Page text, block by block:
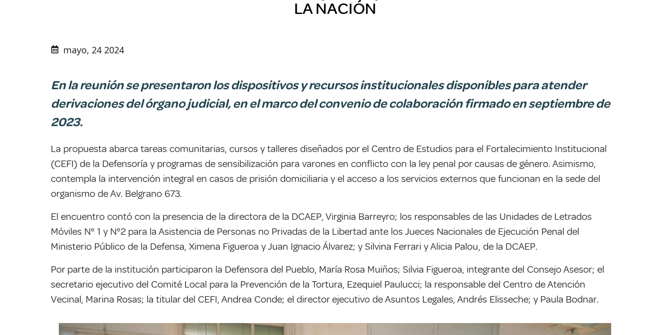
LA NACIÓN
mayo, 24 2024
En la reunión se presentaron los dispositivos y recursos institucionales disponibles para atender
derivaciones del órgano judicial, en el marco del convenio de colaboración firmado en septiembre de
2023.
La propuesta abarca tareas comunitarias, cursos y talleres diseñados por el Centro de Estudios para el Fortalecimiento Institucional
(CEFI) de la Defensoría y programas de sensibilización para varones en conflicto con la ley penal por causas de género. Asimismo,
contempla la intervención integral en casos de prisión domiciliaria y el acceso a los servicios externos que funcionan en la sede del
organismo de Av. Belgrano 673.
El encuentro contó con la presencia de la directora de la DCAEP, Virginia Barreyro; los responsables de las Unidades de Letrados
Móviles N° 1 y N°2 para la Asistencia de Personas no Privadas de la Libertad ante los Jueces Nacionales de Ejecución Penal del
Ministerio Público de la Defensa, Ximena Figueroa y Juan Ignacio Álvarez; y Silvina Ferrari y Alicia Palou, de la DCAEP.
Por parte de la institución participaron la Defensora del Pueblo, María Rosa Muiños; Silvia Figueroa, integrante del Consejo Asesor; el
secretario ejecutivo del Comité Local para la Prevención de la Tortura, Ezequiel Paulucci; la responsable del Centro de Atención
Vecinal, Marina Rosas; la titular del CEFI, Andrea Conde; el director ejecutivo de Asuntos Legales, Andrés Elisseche; y Paula Bodnar.